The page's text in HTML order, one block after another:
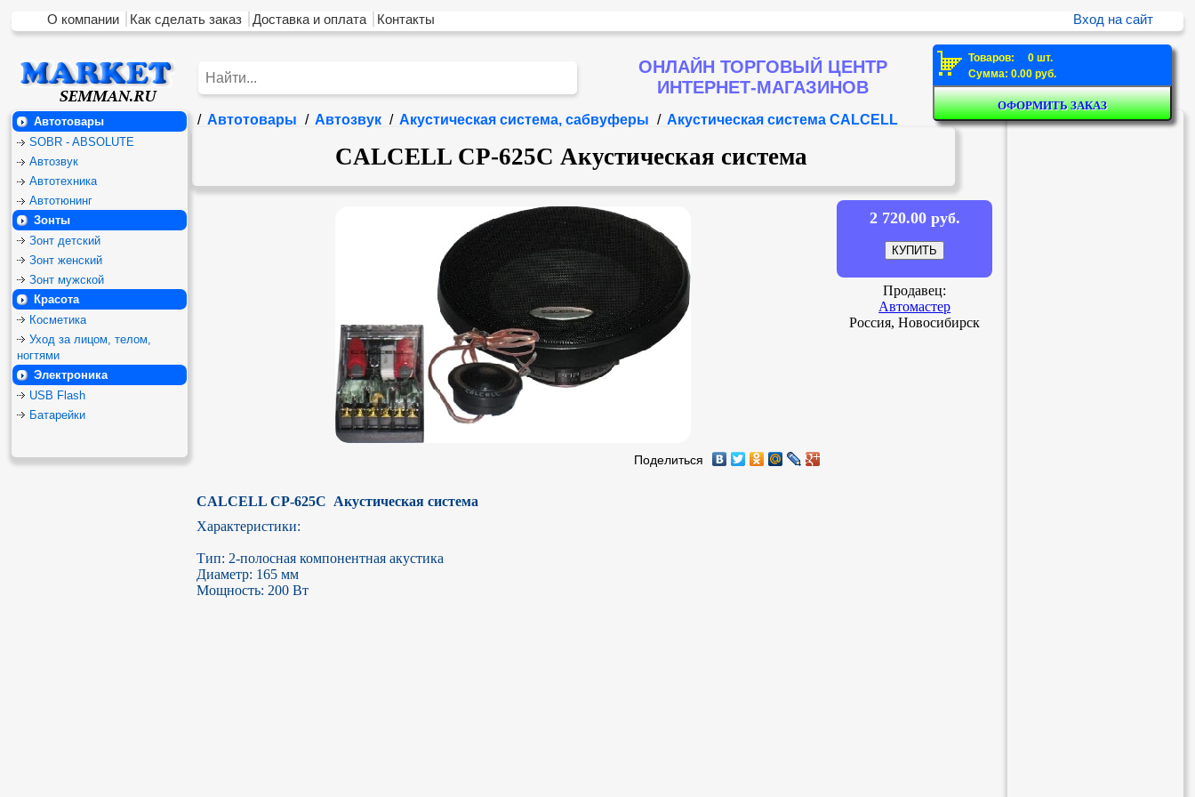
О компании Как сделать заказ Доставка и оплата Контакты Вход на сайт
ОНЛАЙН ТОРГОВЫЙ ЦЕНТР
ИНТЕРНЕТ-МАГАЗИНОВ
Товаров: 0 шт.
Сумма: 0.00 руб.
Автотовары
SOBR - ABSOLUTE
Автозвук
Автотехника
Автотюнинг
Зонты
Зонт детский
Зонт женский
Зонт мужской
Красота
Косметика
Уход за лицом, телом,
ногтями
Электроника
USB Flash
Батарейки
/ Автотовары / Автозвук / Акустическая система, сабвуферы / Акустическая система CALCELL
CALCELL CP-625С Акустическая система
Поделиться
CALCELL CP-625С  Акустическая система
Характеристики:
Тип: 2-полосная компонентная акустика
Диаметр: 165 мм
Мощность: 200 Вт
2 720.00 руб.
Продавец:
Автомастер
Россия, Новосибирск